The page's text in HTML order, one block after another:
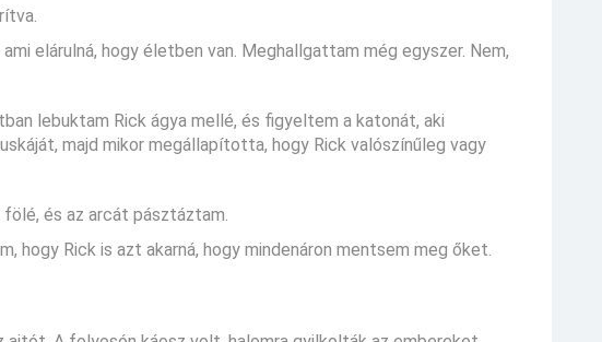
elárulná, hogy életben van. Meghallgattam még egyszer. Nem,
lebuktam Rick ágya mellé, és figyeltem a katonát, aki
majd mikor megállapította, hogy Rick valószínűleg vagy
és az arcát pásztáztam.
hogy Rick is azt akarná, hogy mindenáron mentsem meg őket.